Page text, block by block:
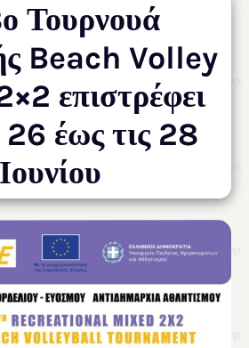
Τουρνουά
Beach Volley
επιστρέφει
26 έως τις 28
Ιουνίου